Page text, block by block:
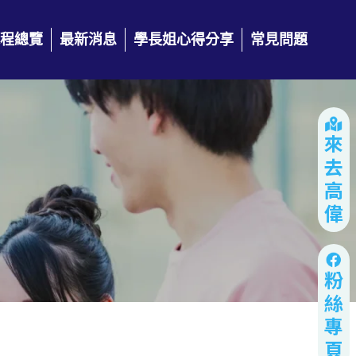
來去高偉
粉絲專頁
總覽 最新消息 學長姐心得分享 常見問題